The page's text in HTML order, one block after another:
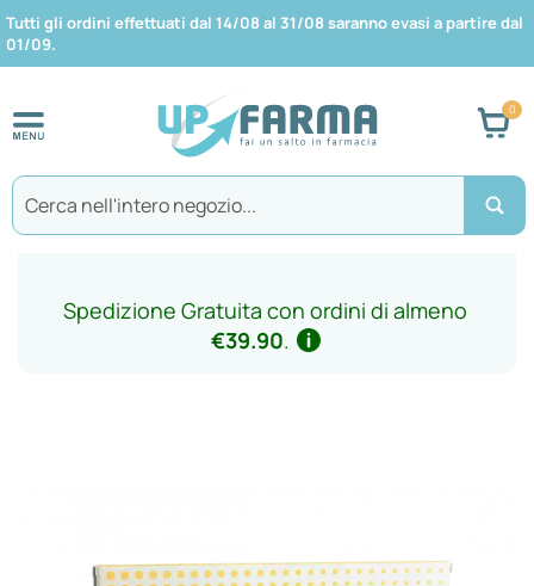
Tutti gli ordini effettuati dal 14/08 al 31/08 saranno evasi a partire dal
01/09.
Spedizione Gratuita con ordini di almeno
€39.90.